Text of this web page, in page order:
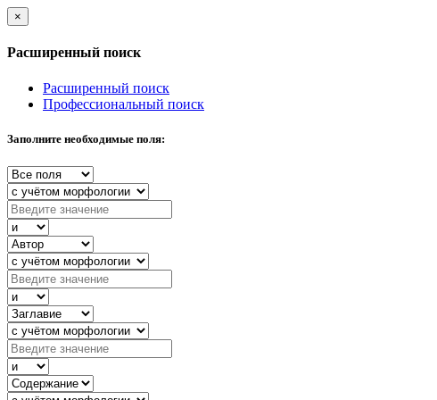
×
Расширенный поиск
Расширенный поиск
Профессиональный поиск
Заполните необходимые поля: